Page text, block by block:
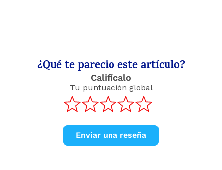
¿Qué te parecio este artículo?
Califícalo
Tu puntuación global
Enviar una reseña